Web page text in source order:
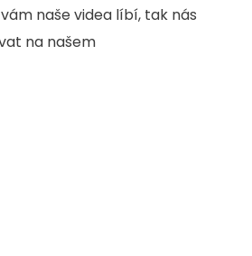
naše videa líbí, tak nás
na našem